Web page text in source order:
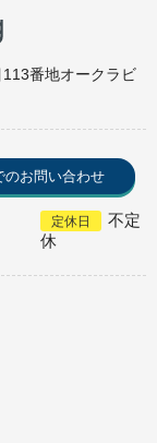
番地オークラビ
のお問い合わせ
定休日
不定
休